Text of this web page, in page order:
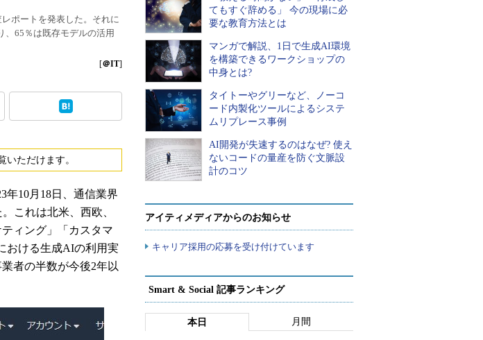
Linux ＆ OSS
Master of IP Network
Security & Trust
Test & Tools
ポートを発表した。それに
、65％は既存モデルの活用
[＠IT]
いただけます。
年10月18日、通信業界
これは北米、西欧、
ィング」「カスタマ
おける生成AIの利用実
者の半数が今後2年以
てもすぐ辞める」 今の現場に必
要な教育方法とは
マンガで解説、1日で生成AI環境
を構築できるワークショップの
中身とは?
タイトーやグリーなど、ノーコ
ード内製化ツールによるシステ
ムリプレース事例
AI開発が失速するのはなぜ? 使え
ないコードの量産を防ぐ文脈設
計のコツ
アイティメディアからのお知らせ
キャリア採用の応募を受け付けています
Smart & Social 記事ランキング
本日 月間